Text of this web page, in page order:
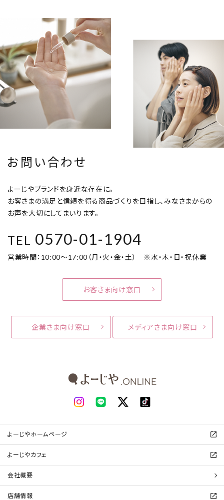
お問い合わせ
よーじやブランドを身近な存在に。
お客さまの満足と信頼を得る商品づくりを目指し、みなさまからの
お声を大切にしてまいります。
TEL 0570-01-1904
営業時間：10:00～17:00（月・火・金・土） ※水・木・日・祝休業
お客さま向け窓口
企業さま向け窓口 メディアさま向け窓口
よーじやホームページ
よーじやカフェ
会社概要
店舗情報